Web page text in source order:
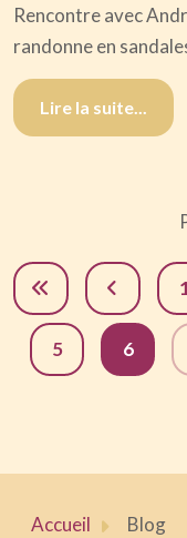
Rencontre avec
randonne en
Lire la suite...
5 6
Accueil Blog